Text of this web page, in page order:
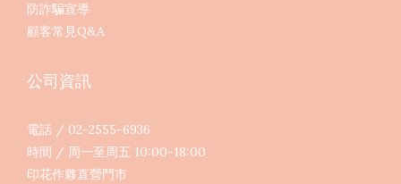
防詐騙宣導
顧客常見Q&A
公司資訊
電話 / 02-2555-6936
時間 / 周一至周五 10:00-18:00
印花作夥直營門市